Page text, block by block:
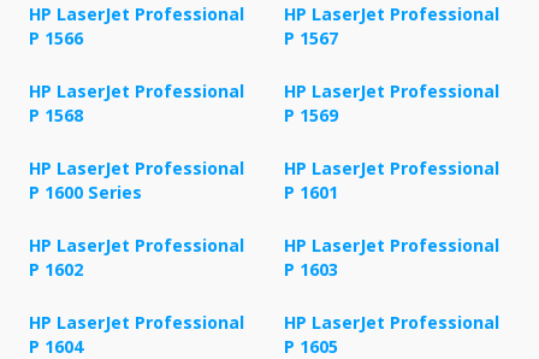
HP LaserJet Professional
P 1566
HP LaserJet Professional
P 1567
HP LaserJet Professional
P 1568
HP LaserJet Professional
P 1569
HP LaserJet Professional
P 1600 Series
HP LaserJet Professional
P 1601
HP LaserJet Professional
P 1602
HP LaserJet Professional
P 1603
HP LaserJet Professional
P 1604
HP LaserJet Professional
P 1605